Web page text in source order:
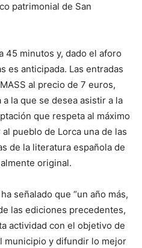
patrimonial de San
45 minutos y, dado el aforo
es anticipada. Las entradas
al precio de 7 euros,
la que se desea asistir a la
que respeta al máximo
pueblo de Lorca una de las
de la literatura española de
original.
señalado que “un año más,
las ediciones precedentes,
actividad con el objetivo de
municipio y difundir lo mejor